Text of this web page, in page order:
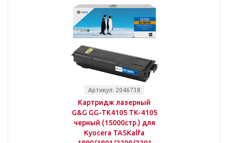
Артикул: 2046738
Картридж лазерный
G&G GG-TK4105 TK-4105
черный (15000стр.) для
Kyocera TASKalfa